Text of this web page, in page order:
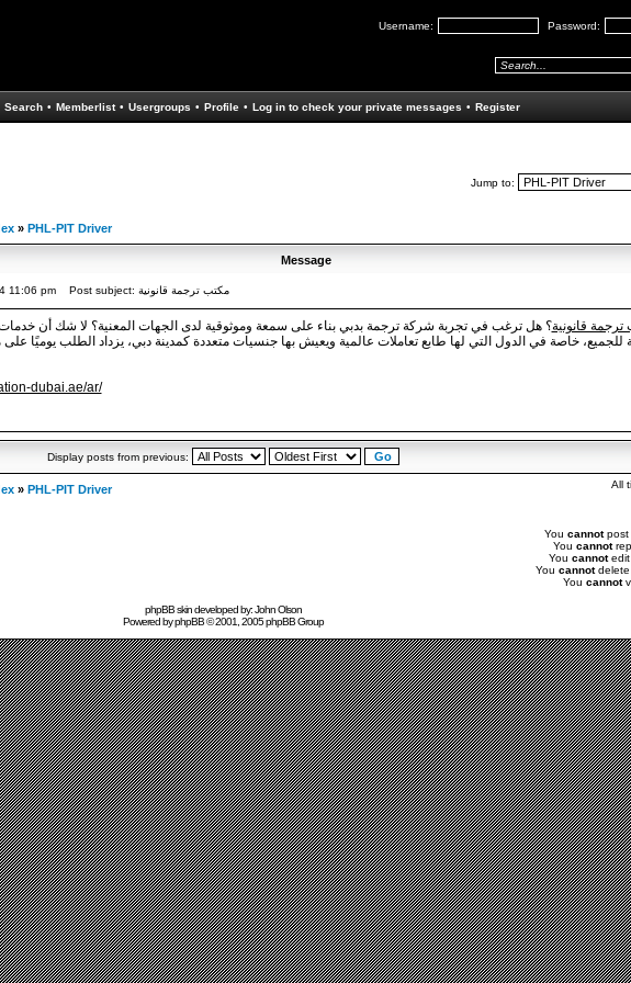
Username: Password:
Search • Memberlist • Usergroups • Profile • Log in to check your private messages • Register
Jump to:
» PHL-PIT Driver
Message
11:06 pm Post subject: مكتب ترجمة قانونية
قانونية؟ هل ترغب في تجربة شركة ترجمة بدبي بناء على سمعة وموثوقية لدى الجهات المعنية؟ لا شك أن
للجميع، خاصة في الدول التي لها طابع تعاملات عالمية ويعيش بها جنسيات متعددة كمدينة دبي، يزداد الطلب يوميًا
dubai.ae/ar/
Display posts from previous:
» PHL-PIT Driver All
You cannotpost
You cannot
You cannotedit
You cannotdelete
You cannot
phpBB skin developed by: John Olson
Powered byphpBB© 2001, 2005 phpBB Group